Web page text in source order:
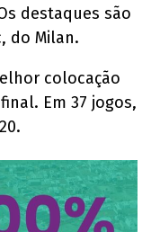
destaques são
do Milan.
colocação
Em 37 jogos,